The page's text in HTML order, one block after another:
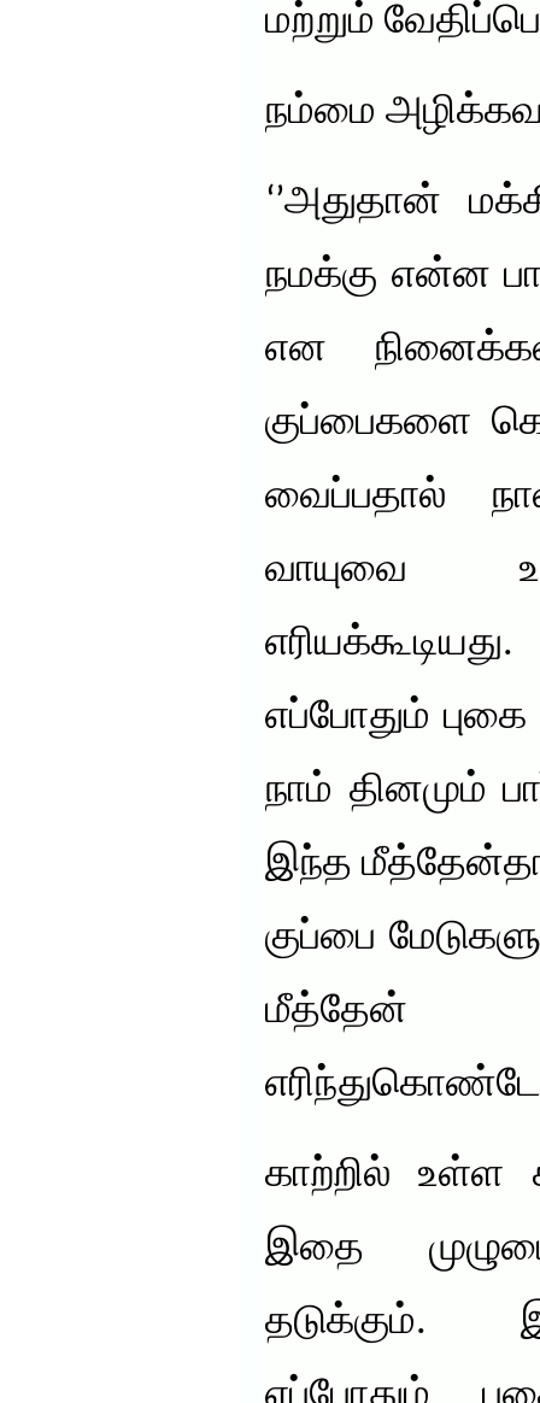
மற்றும்
நம்மை
‘’அதுதான்
நமக்கு என்ன
என
குப்பைகளை
வைப்பதால்
வாயுவை
எப்போதும்
நாம் தினமும்
இந்த
குப்பை
காற்றில்
இதை
தடுக்கும்.